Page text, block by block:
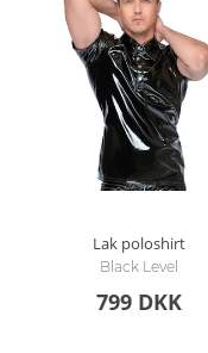
Lak poloshirt
Black Level
799 DKK